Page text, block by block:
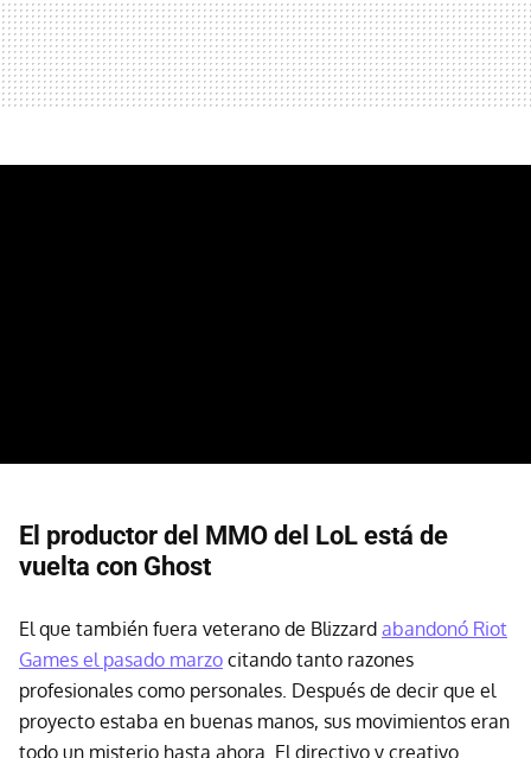
El productor del MMO del LoL está de
vuelta con Ghost
El que también fuera veterano de Blizzard abandonó Riot
Games el pasado marzo citando tanto razones
profesionales como personales. Después de decir que el
proyecto estaba en buenas manos, sus movimientos eran
todo un misterio hasta ahora. El directivo y creativo